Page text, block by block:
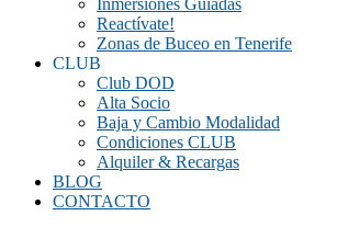
Reactívate!
Zonas de Buceo en Tenerife
CLUB
Club DOD
Alta Socio
Baja y Cambio Modalidad
Condiciones CLUB
Alquiler & Recargas
BLOG
CONTACTO